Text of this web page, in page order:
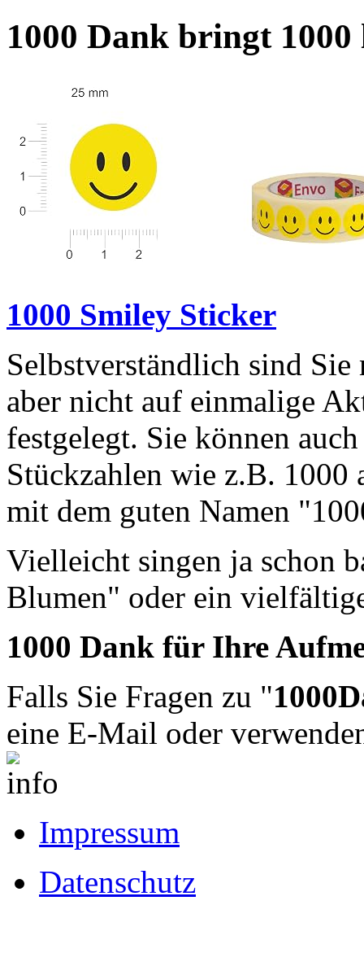
1000 Dank bringt 1000
1000 Smiley Sticker
Selbstverständlich sind Sie
aber nicht auf einmalige
festgelegt. Sie können
Stückzahlen wie z.B. 1000
mit dem guten Namen
Vielleicht singen ja schon
Blumen" oder ein
1000 Dank für Ihre
Falls Sie Fragen zu "
eine E-Mail oder
Impressum
Datenschutz